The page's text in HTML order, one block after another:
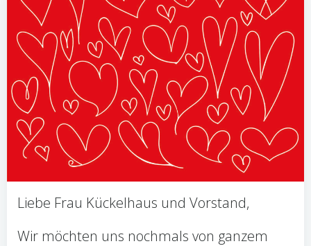
Liebe Frau Kückelhaus und Vorstand,
Wir möchten uns nochmals von ganzem